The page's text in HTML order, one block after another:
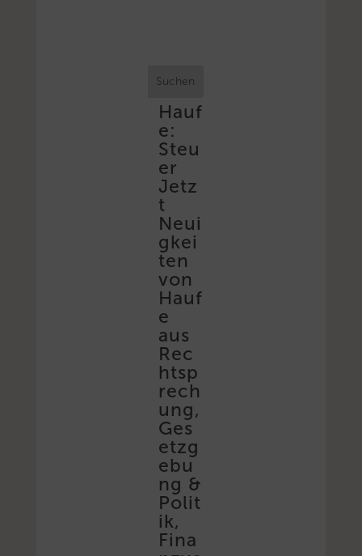
Suchen
Hauf
e:
Steu
er
Jetz
t
Neui
gkei
ten
von
Hauf
e
aus
Rec
htsp
rech
ung,
Ges
etzg
ebu
ng &
Polit
ik,
Fina